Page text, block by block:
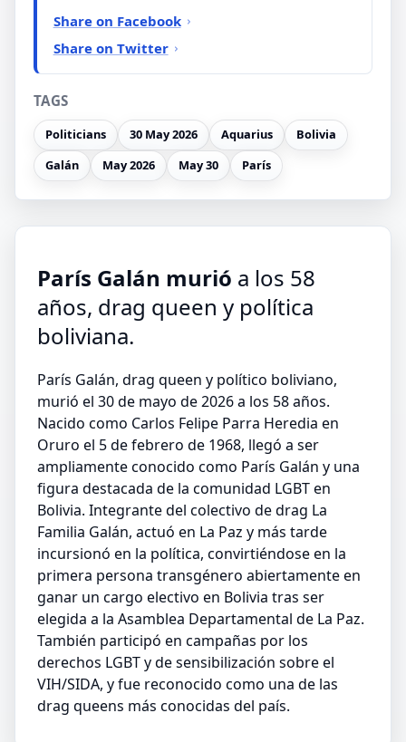
Share on Facebook
Share on Twitter
TAGS
Politicians 30 May 2026 Aquarius
Bolivia
Galán
May 2026 May 30 París
París Galán murió a los 58
años, drag queen y política
boliviana.
París Galán, drag queen y político boliviano,
murió el 30 de mayo de 2026 a los 58 años.
Nacido como Carlos Felipe Parra Heredia en
Oruro el 5 de febrero de 1968, llegó a ser
ampliamente conocido como París Galán y una
figura destacada de la comunidad LGBT en
Bolivia. Integrante del colectivo de drag La
Familia Galán, actuó en La Paz y más tarde
incursionó en la política, convirtiéndose en la
primera persona transgénero abiertamente en
ganar un cargo electivo en Bolivia tras ser
elegida a la Asamblea Departamental de La Paz.
También participó en campañas por los
derechos LGBT y de sensibilización sobre el
VIH/SIDA, y fue reconocido como una de las
drag queens más conocidas del país.